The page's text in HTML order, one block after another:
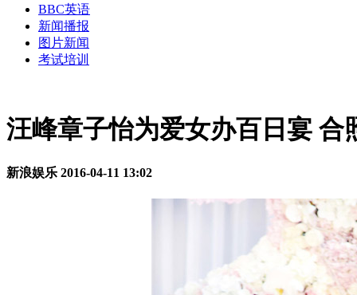
BBC英语
新闻播报
图片新闻
考试培训
汪峰章子怡为爱女办百日宴 合
新浪娱乐 2016-04-11 13:02